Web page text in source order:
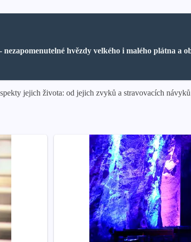
hvězdy velkého i malého plátna a
jejich života: od jejich zvyků a stravovacích